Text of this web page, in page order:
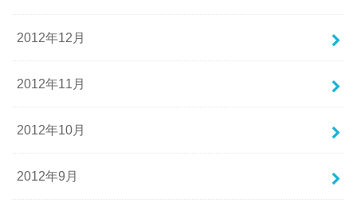
2012年12月
2012年11月
2012年10月
2012年9月